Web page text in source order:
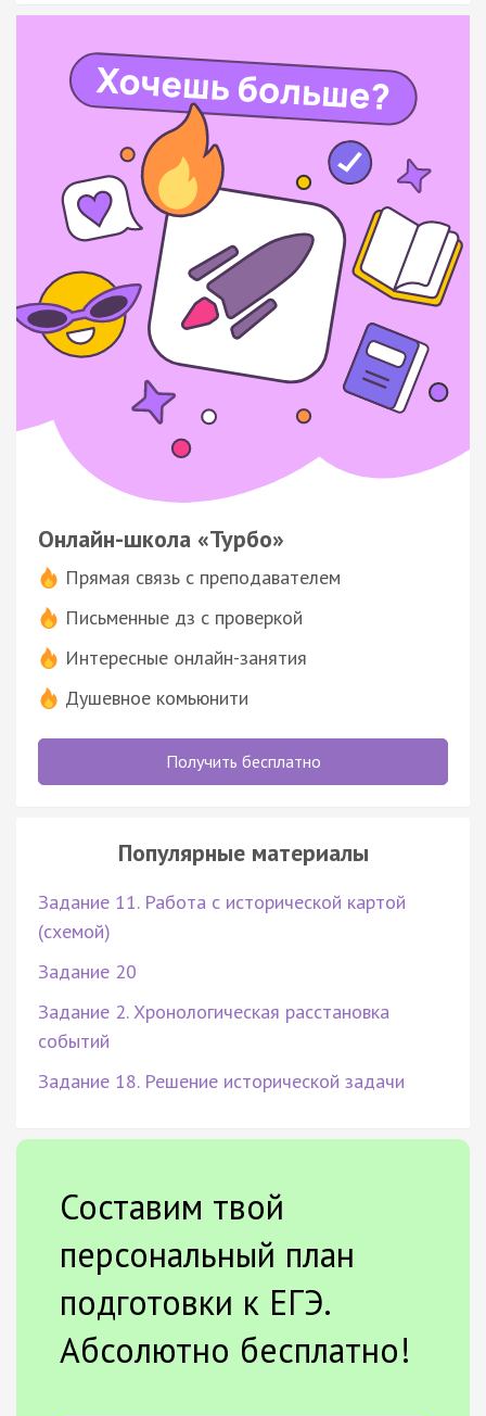
Онлайн-школа «Турбо»
Прямая связь с преподавателем
Письменные дз с проверкой
Интересные онлайн-занятия
Душевное комьюнити
Получить бесплатно
Популярные материалы
Задание 11. Работа с исторической картой
(схемой)
Задание 20
Задание 2. Хронологическая расстановка
событий
Задание 18. Решение исторической задачи
Составим твой
персональный план
подготовки к ЕГЭ.
Абсолютно бесплатно!